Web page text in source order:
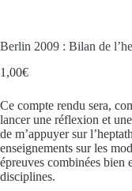
Berlin 2009 : Bilan de
1,00€
Ce compte rendu sera,
lancer une réflexion et
de m’appuyer sur
enseignements sur les
épreuves combinées bien
disciplines.